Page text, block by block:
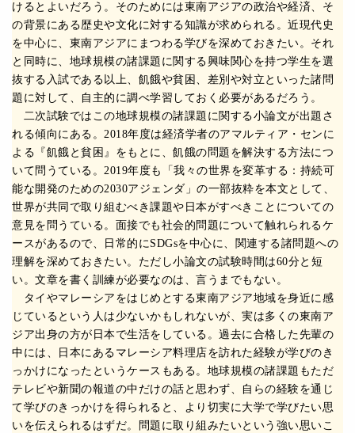
けるとよいだろう。そのためには東南アジアの政治や経済、そ
の背景にある歴史や文化に対する知識が求められる。近現代史
を中心に、東南アジアにまつわる学びを深めておきたい。それ
と同時に、地球規模の諸課題に関する興味関心を持つ学生を選
抜する入試である以上、飢餓や貧困、差別や対立といった諸問
題に対して、自主的に調べ学習しておく必要があるだろう。
二次試験ではこの地球規模の諸課題に関する小論文が出題さ
れる傾向にある。2018年度は経済学者のアマルティア・センに
よる『飢餓と貧困』をもとに、飢餓の問題を解決する方法につ
いて問うている。2019年度も「我々の世界を変革する：持続可
能な開発のための2030アジェンダ」の一部抜粋を本文として、
世界が共同で取り組むべき課題や日本がすべきことについての
意見を問うている。面接でも社会的問題について触れられるケ
ースがあるので、日常的にSDGsを中心に、関連する諸問題への
理解を深めておきたい。ただし小論文の試験時間は60分と短
い。文章を書く訓練が必要なのは、言うまでもない。
タイやマレーシアをはじめとする東南アジア地域を身近に感
じているという人は少ないかもしれないが、実は多くの東南ア
ジア出身の方が日本で生活をしている。過去に合格した先輩の
中には、日本にあるマレーシア料理店を訪れた経験が学びのき
っかけになったというケースもある。地球規模の諸課題もただ
テレビや新聞の報道の中だけの話と思わず、自らの経験を通じ
て学びのきっかけを得られると、より切実に大学で学びたい思
いを伝えられるはずだ。問題に取り組みたいという強い思いこ